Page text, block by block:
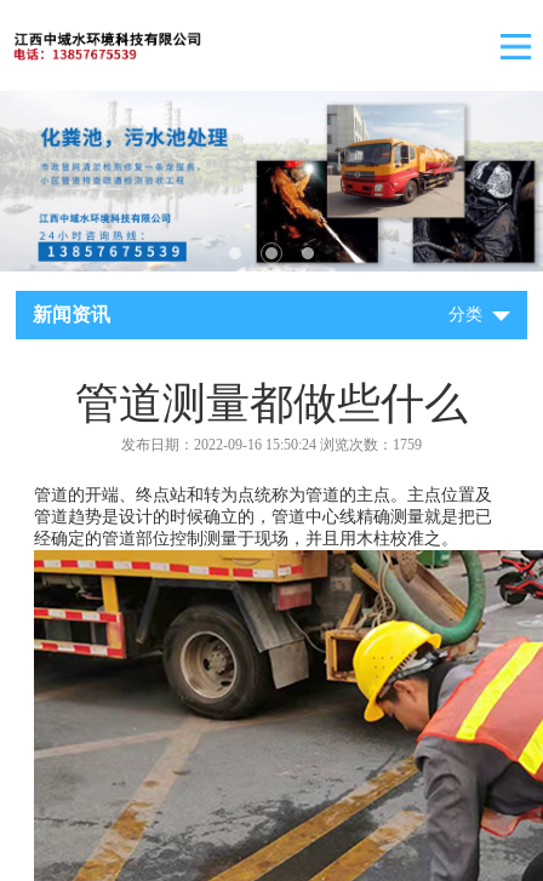
新闻资讯 分类
管道测量都做些什么
发布日期：2022-09-16 15:50:24 浏览次数：1759
管道的开端、终点站和转为点统称为管道的主点。主点位置及
管道趋势是设计的时候确立的，管道中心线精确测量就是把已
经确定的管道部位控制测量于现场，并且用木柱校准之。